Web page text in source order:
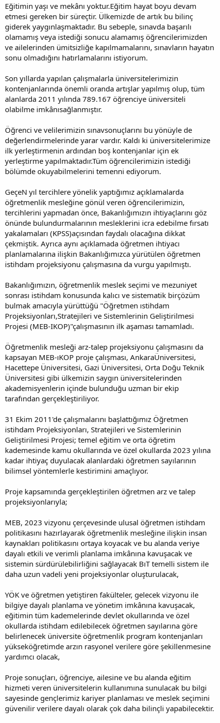
Eğitimin yaşı ve mekânı yoktur.Eğitim hayat boyu devam
etmesi gereken bir süreçtir. Ülkemizde de artık bu bilinç
giderek yaygınlaşmaktadır. Bu sebeple, sınavda başarılı
olamamış veya istediği sonucu alamamış öğrencilerimizden
ve ailelerinden ümitsizliğe kapılmamalarını, sınavların hayatın
sonu olmadığını hatırlamalarını istiyorum.
Son yıllarda yapılan çalışmalarla üniversitelerimizin
kontenjanlarında önemli oranda artışlar yapılmış olup, tüm
alanlarda 2011 yılında 789.167 öğrenciye üniversiteli
olabilme imkânısağlanmıştır.
Öğrenci ve velilerimizin sınavsonuçlarını bu yönüyle de
değerlendirmelerinde yarar vardır. Kaldı ki üniversitelerimize
ilk yerleştirmenin ardından boş kontenjanlar için ek
yerleştirme yapılmaktadır.Tüm öğrencilerimizin istediği
bölümde okuyabilmelerini temenni ediyorum.
GeçeN yıl tercihlere yönelik yaptığımız açıklamalarda
öğretmenlik mesleğine gönül veren öğrencilerimizin,
tercihlerini yapmadan önce, Bakanlığımızın ihtiyaçlarını göz
önünde bulundurmalarının mesleklerini icra edebilme fırsatı
yakalamaları (KPSS)açısından faydalı olacağına dikkat
çekmiştik. Ayrıca aynı açıklamada öğretmen ihtiyacı
planlamalarına ilişkin Bakanlığımızca yürütülen öğretmen
istihdam projeksiyonu çalışmasına da vurgu yapılmıştı.
Bakanlığımızın, öğretmenlik meslek seçimi ve mezuniyet
sonrası istihdam konusunda kalıcı ve sistematik birçözüm
bulmak amacıyla yürüttüğü "Öğretmen ıstihdam
Projeksiyonları,Stratejileri ve Sistemlerinin Geliştirilmesi
Projesi (MEB-IKOP)"çalışmasının ilk aşaması tamamladı.
Öğretmenlik mesleği arz-talep projeksiyonu çalışmasını da
kapsayan MEB-ıKOP proje çalışması, AnkaraÜniversitesi,
Hacettepe Üniversitesi, Gazi Üniversitesi, Orta Doğu Teknik
Üniversitesi gibi ülkemizin saygın üniversitelerinden
akademisyenlerin içinde bulunduğu uzman bir ekip
tarafından gerçekleştiriliyor.
31 Ekim 2011'de çalışmalarını başlattığımız Öğretmen
istihdam Projeksiyonları, Stratejileri ve Sistemlerinin
Geliştirilmesi Projesi; temel eğitim ve orta öğretim
kademesinde kamu okullarında ve özel okullarda 2023 yılına
kadar ihtiyaç duyulacak alanlardaki öğretmen sayılarının
bilimsel yöntemlerle kestirimini amaçlıyor.
Proje kapsamında gerçekleştirilen öğretmen arz ve talep
projeksiyonlarıyla;
MEB, 2023 vizyonu çerçevesinde ulusal öğretmen istihdam
politikasını hazırlayarak öğretmenlik mesleğine ilişkin insan
kaynakları politikasını ortaya koyacak ve bu alanda veriye
dayalı etkili ve verimli planlama imkânına kavuşacak ve
sistemin sürdürülebilirliğini sağlayacak BıT temelli sistem ile
daha uzun vadeli yeni projeksiyonlar oluşturulacak,
YÖK ve öğretmen yetiştiren fakülteler, gelecek vizyonu ile
bilgiye dayalı planlama ve yönetim imkânına kavuşacak,
eğitimin tüm kademelerinde devlet okullarında ve özel
okullarda istihdam edilebilecek öğretmen sayılarına göre
belirlenecek üniversite öğretmenlik program kontenjanları
yükseköğretimde arzın rasyonel verilere göre şekillenmesine
yardımcı olacak,
Proje sonuçları, öğrenciye, ailesine ve bu alanda eğitim
hizmeti veren üniversitelerin kullanımına sunulacak bu bilgi
sayesinde gençlerimiz kariyer planlaması ve meslek seçimini
güvenilir verilere dayalı olarak çok daha bilinçli yapabilecektir.